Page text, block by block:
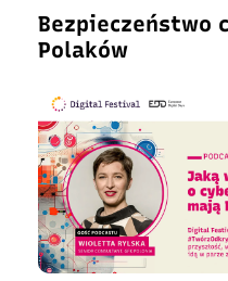
Bezpieczeństwo
Polaków